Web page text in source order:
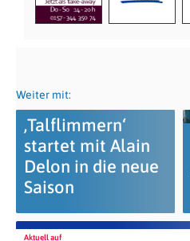
Weiter mit:
‚Talflimmern‘
startet mit Alain
Delon in die neue
Saison
Aktuell auf